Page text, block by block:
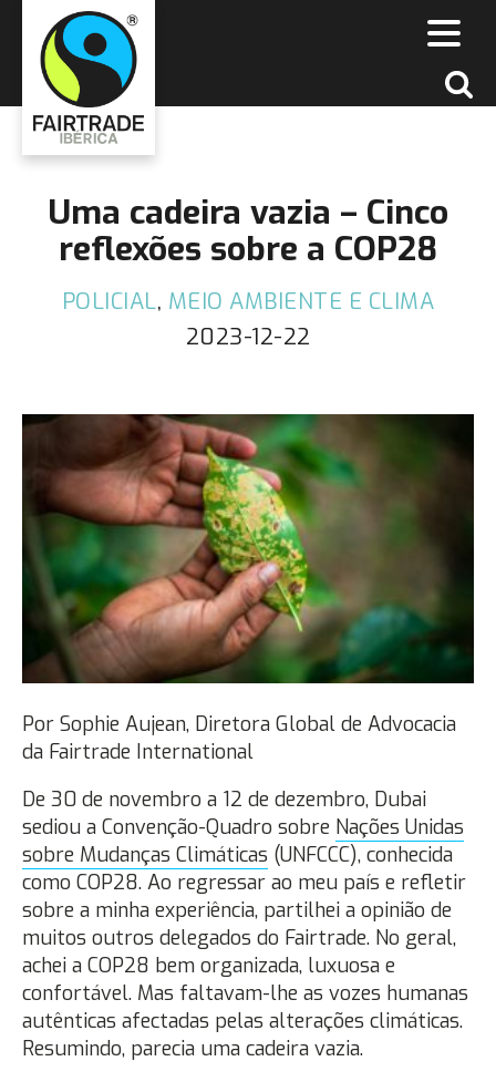
Uma cadeira vazia – Cinco
reflexões sobre a COP28
POLICIAL, MEIO AMBIENTE E CLIMA
2023-12-22
Por Sophie Aujean, Diretora Global de Advocacia
da Fairtrade International
De 30 de novembro a 12 de dezembro, Dubai
sediou a Convenção-Quadro sobre Nações Unidas
sobre Mudanças Climáticas (UNFCCC), conhecida
como COP28. Ao regressar ao meu país e refletir
sobre a minha experiência, partilhei a opinião de
muitos outros delegados do Fairtrade. No geral,
achei a COP28 bem organizada, luxuosa e
confortável. Mas faltavam-lhe as vozes humanas
autênticas afectadas pelas alterações climáticas.
Resumindo, parecia uma cadeira vazia.